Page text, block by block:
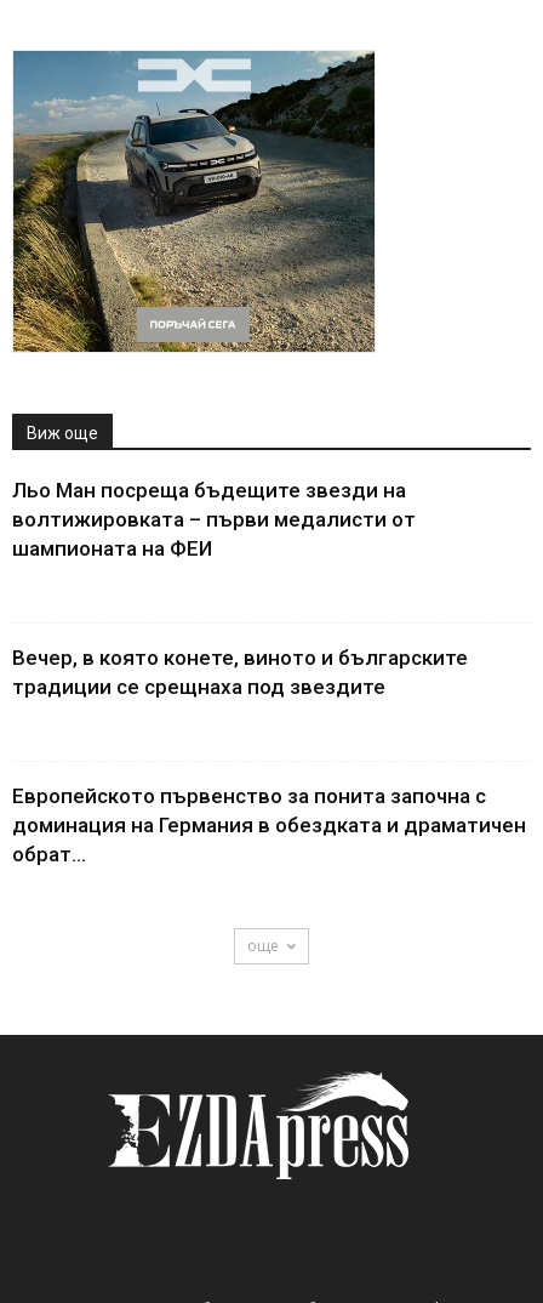
Виж още
Льо Ман посреща бъдещите звезди на
волтижировката – първи медалисти от
шампионата на ФЕИ
Вечер, в която конете, виното и българските
традиции се срещнаха под звездите
Европейското първенство за понита започна с
доминация на Германия в обездката и драматичен
обрат...
още